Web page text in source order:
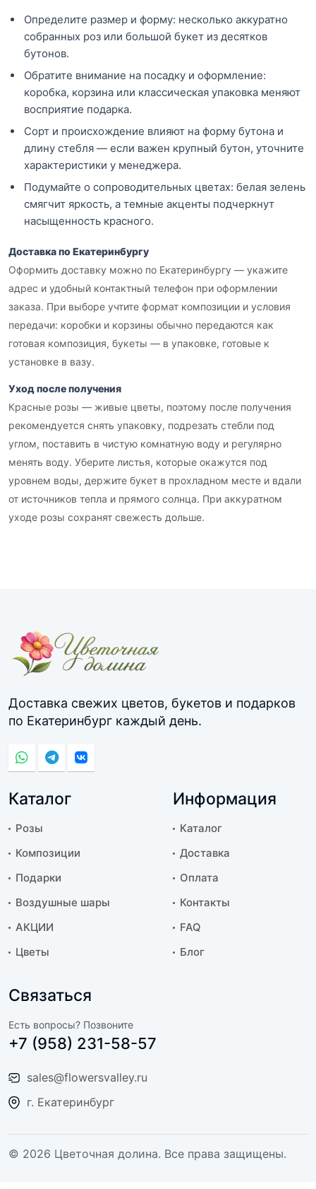
Определите размер и форму: несколько аккуратно
собранных роз или большой букет из десятков
бутонов.
Обратите внимание на посадку и оформление:
коробка, корзина или классическая упаковка меняют
восприятие подарка.
Сорт и происхождение влияют на форму бутона и
длину стебля — если важен крупный бутон, уточните
характеристики у менеджера.
Подумайте о сопроводительных цветах: белая зелень
смягчит яркость, а темные акценты подчеркнут
насыщенность красного.
Доставка по Екатеринбургу
Оформить доставку можно по Екатеринбургу — укажите
адрес и удобный контактный телефон при оформлении
заказа. При выборе учтите формат композиции и условия
передачи: коробки и корзины обычно передаются как
готовая композиция, букеты — в упаковке, готовые к
установке в вазу.
Уход после получения
Красные розы — живые цветы, поэтому после получения
рекомендуется снять упаковку, подрезать стебли под
углом, поставить в чистую комнатную воду и регулярно
менять воду. Уберите листья, которые окажутся под
уровнем воды, держите букет в прохладном месте и вдали
от источников тепла и прямого солнца. При аккуратном
уходе розы сохранят свежесть дольше.
Доставка свежих цветов, букетов и подарков
по Екатеринбург каждый день.
Каталог
Розы
Композиции
Подарки
Воздушные шары
АКЦИИ
Цветы
Информация
Каталог
Доставка
Оплата
Контакты
FAQ
Блог
Связаться
Есть вопросы? Позвоните
+7 (958) 231-58-57
sales@flowersvalley.ru
г. Екатеринбург
© 2026 Цветочная долина. Все права защищены.